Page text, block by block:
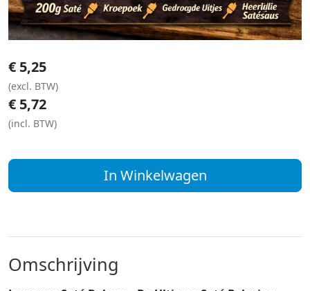
€ 5,25
(excl. BTW)
€ 5,72
(incl. BTW)
In Winkelwagen
Omschrijving